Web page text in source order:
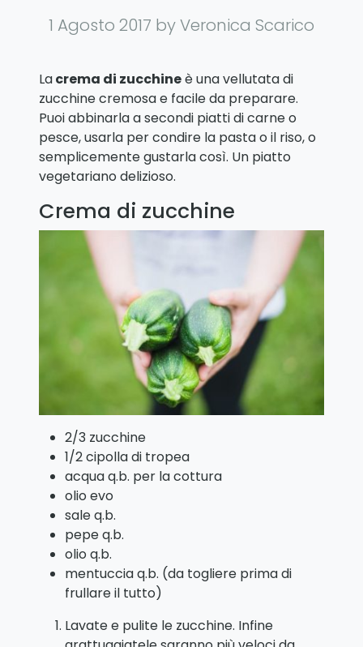
1 Agosto 2017 by Veronica Scarico
Lacrema di zucchineè una vellutata di
zucchine cremosa e facile da preparare.
Puoi abbinarla a secondi piatti di carne o
pesce, usarla per condire la pasta o il riso, o
semplicemente gustarla così. Un piatto
vegetariano delizioso.
Crema di zucchine
2/3 zucchine
1/2 cipolla di tropea
acqua q.b. per la cottura
olio evo
sale q.b.
pepe q.b.
olio q.b.
mentuccia q.b. (da togliere prima di
frullare il tutto)
Lavate e pulite le zucchine. Infine